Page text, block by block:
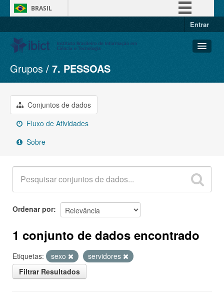
BRASIL
Entrar
Conjuntos de dados
Organizações
Grupos
Sobre
Grupos 7. PESSOAS
Conjuntos de dados
Fluxo de Atividades
Sobre
Ordenar por
1 conjunto de dados encontrado
Etiquetas: sexo
servidores
Filtrar Resultados